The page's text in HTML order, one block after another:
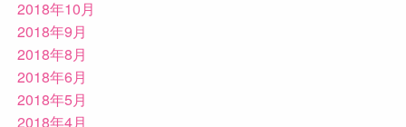
2018年10月
2018年9月
2018年8月
2018年6月
2018年5月
2018年4月